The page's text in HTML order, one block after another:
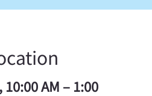
10:00 AM – 1:00